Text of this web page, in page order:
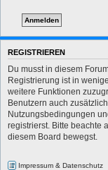
REGISTRIEREN
Du musst in diesem
Registrierung ist in
weitere Funktionen
Benutzern auch
Nutzungsbedingungen
registrierst. Bitte beachte
diesem Board bewegst.
Impressum & Datenschutz